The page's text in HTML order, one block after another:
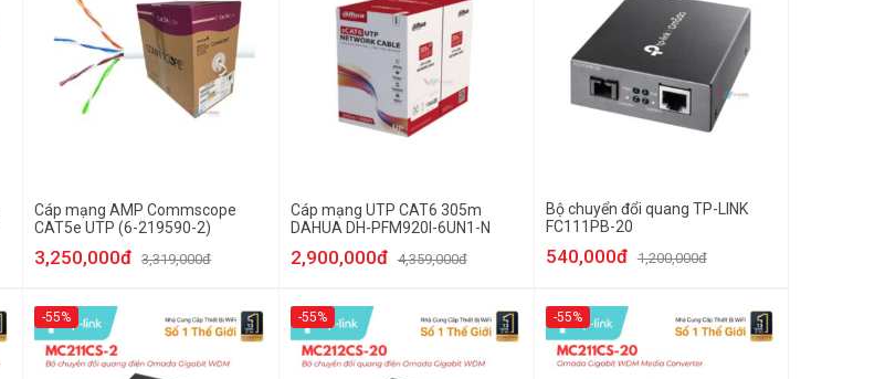
Cáp mạng AMP Commscope
CAT5e UTP (6-219590-2)
3,250,000đ 3,319,000đ
Cáp mạng UTP CAT6 305m
DAHUA DH-PFM920I-6UN1-N
2,900,000đ 4,359,000đ
Bộ chuyển đổi quang TP-LINK
FC111PB-20
540,000đ 1,200,000đ
-55% -55% -55%